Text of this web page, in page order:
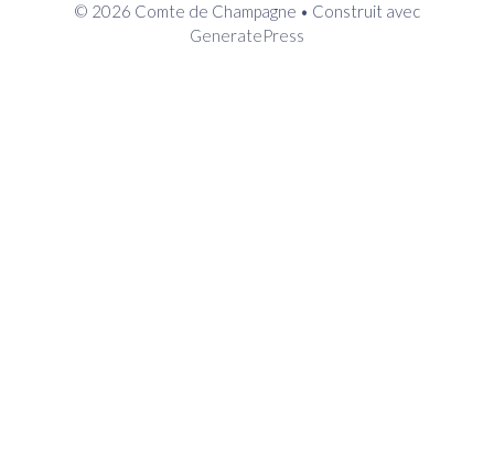
© 2026 Comte de Champagne • Construit avec
GeneratePress